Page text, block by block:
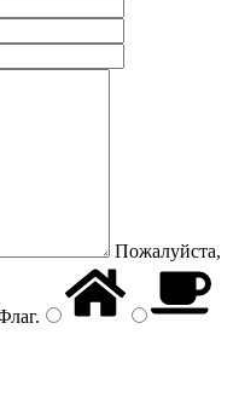
Пожалуйста,
.